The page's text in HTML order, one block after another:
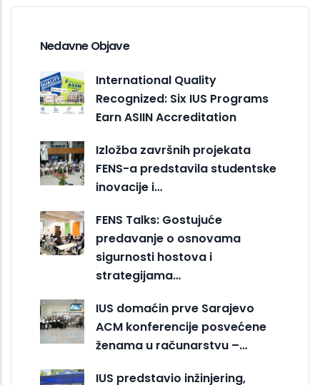
Nedavne Objave
International Quality
Recognized: Six IUS Programs
Earn ASIIN Accreditation
Izložba završnih projekata
FENS-a predstavila studentske
inovacije i…
FENS Talks: Gostujuće
predavanje o osnovama
sigurnosti hostova i
strategijama…
IUS domaćin prve Sarajevo
ACM konferencije posvećene
ženama u računarstvu –…
IUS predstavio inžinjering,